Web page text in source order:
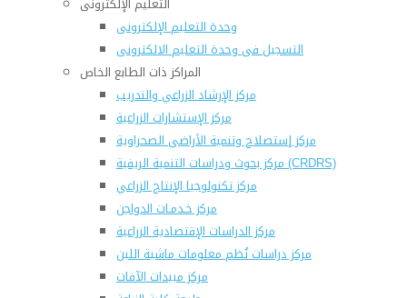
وحدة التعليم الإلكترونى
التسجيل فى وحدة التعليم الالكترونى
المراكز ذات الطابع الخاص
مركز الإرشاد الزراعي والتدريب
مركز الإستشارات الزراعية
مركز إستصلاح وتنمية الأراضى الصحراوية
مركز بحوث ودراسات التنمية الريفية (CRDRS)
مركز تكنولوجيا الإنتاج الزراعي
مركز خـدمـات الدواجن
مركز الدراسات الإقتصادية الزراعية
مركز دراسات نُظم معلومات ماشية اللبن
مركز مبيدات الآفات